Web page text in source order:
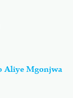
Aliye Mgonjwa